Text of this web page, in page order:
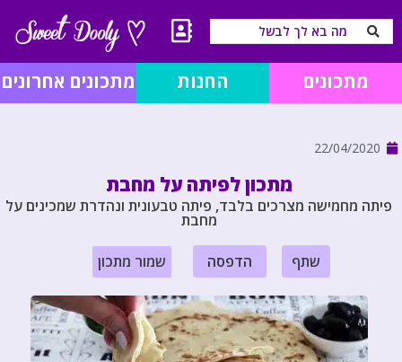
מתכונים החנות מתכונים אחרונים
22/04/2020
מתכון לפיתה על מחבת
פיתה מחמישה מצרכים בלבד, פיתה טבעונית ונהדרת שמכינים על
מחבת
שתף הדפסה שמור מתכון